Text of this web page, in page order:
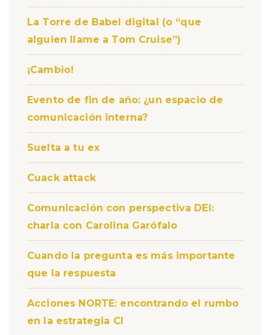
La Torre de Babel digital (o “que
alguien llame a Tom Cruise”)
¡Cambio!
Evento de fin de año: ¿un espacio de
comunicación interna?
Suelta a tu ex
Cuack attack
Comunicación con perspectiva DEI:
charla con Carolina Garófalo
Cuando la pregunta es más importante
que la respuesta
Acciones NORTE: encontrando el rumbo
en la estrategia CI